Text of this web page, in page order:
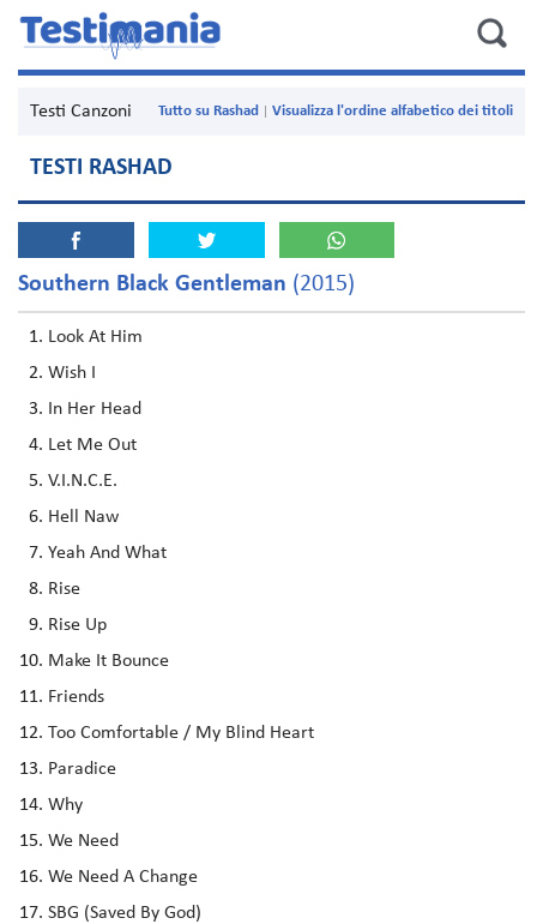
Testi Canzoni Visualizza l'ordine alfabetico dei titoli
Tutto su Rashad
TESTI RASHAD
Southern Black Gentleman (2015)
Look At Him
Wish I
In Her Head
Let Me Out
V.I.N.C.E.
Hell Naw
Yeah And What
Rise
Rise Up
Make It Bounce
Friends
Too Comfortable / My Blind Heart
Paradice
Why
We Need
We Need A Change
SBG (Saved By God)